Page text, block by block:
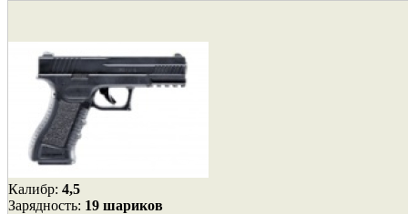
Калибр: 4,5
Зарядность: 19 шариков